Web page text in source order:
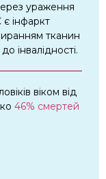
ураження
інфаркт
тканин
інвалідності.
віком від
46% смертей